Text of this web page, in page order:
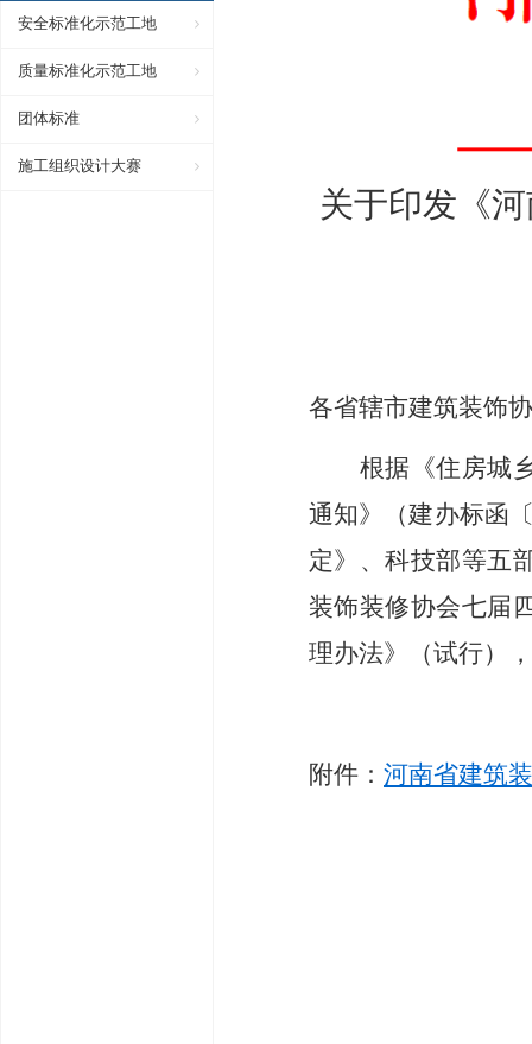
安全标准化示范工地
质量标准化示范工地
团体标准
施工组织设计大赛
关于印发《
各省辖市建筑装饰
根据 《住房城
通知》
（建办标函
定》、科技部等五
装饰装修协会七届
理办法》 （试行）
附件： 河南省建筑